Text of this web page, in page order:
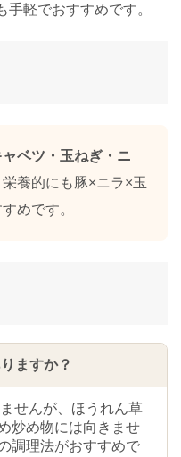
軽でおすすめです。
ャベツ・玉ねぎ・ニ
養的にも豚×ニラ×玉
めです。
ますか？
せんが、ほうれん草
炒め物には向きませ
調理法がおすすめで